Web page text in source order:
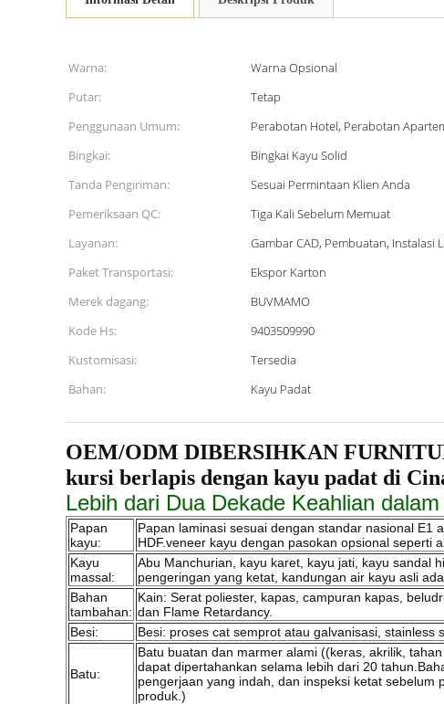
Warna: Warna Opsional
Putar:
Tetap
Penggunaan Umum:
Perabotan Hotel, Perabotan
Bingkai:
Bingkai Kayu Solid
Tanda Pengiriman:
Sesuai Permintaan Klien Anda
Pemeriksaan QC:
Tiga Kali Sebelum Memuat
Layanan:
Gambar CAD, Pembuatan, Instalasi
Paket Transportasi:
Ekspor Karton
Merek dagang:
BUVMAMO
Kode Hs:
9403509990
Kustomisasi:
Tersedia
Bahan:
Kayu Padat
OEM/ODM DIBERSIHKAN
kursi berlapis dengan kayu padat di
Lebih dari Dua Dekade Keahlian
Papan
kayu:
Papan laminasi sesuai dengan standar nasional E1
HDF.veneer kayu dengan pasokan opsional seperti
Kayu
massal:
Abu Manchurian, kayu karet, kayu jati, kayu sandal
pengeringan yang ketat, kandungan air kayu asli
Bahan
tambahan:
Kain: Serat poliester, kapas, campuran kapas,
dan Flame Retardancy.
Besi:
Besi: proses cat semprot atau galvanisasi, stainless
Batu:
Batu buatan dan marmer alami ((keras, akrilik,
dapat dipertahankan selama lebih dari 20
pengerjaan yang indah, dan inspeksi ketat
produk.)